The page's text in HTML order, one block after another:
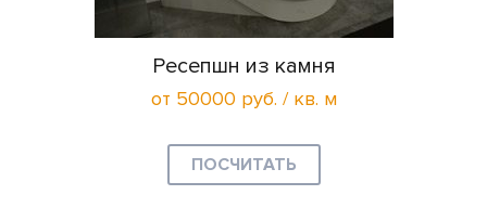
Ресепшн из камня
от 50000 руб. / кв. м
ПОСЧИТАТЬ